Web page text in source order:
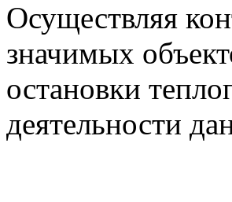
Осуществляя
значимых
остановки
деятельности